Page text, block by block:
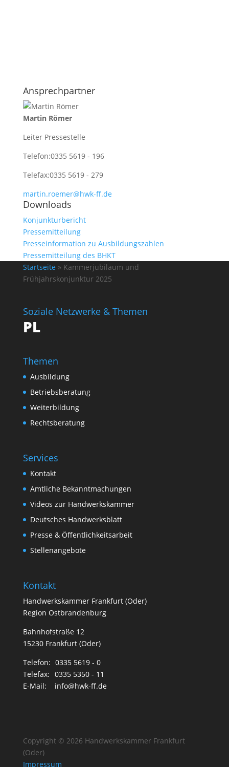
Ansprechpartner
Martin Römer
Leiter Pressestelle
Telefon:0335 5619 - 196
Telefax:0335 5619 - 279
martin.roemer@hwk-ff.de
Downloads
Konjunkturbericht
Pressemitteilung
Presseinformation zu Ausbildungszahlen
Pressemitteilung des BHKT
Startseite » Kammerjubiläum und
Frühjahrskonjunktur 2025
Soziale Netzwerke & Themen
PL
Themen
Ausbildung
Betriebsberatung
Weiterbildung
Rechtsberatung
Services
Kontakt
Amtliche Bekanntmachungen
Videos zur Handwerkskammer
Deutsches Handwerksblatt
Presse & Öffentlichkeitsarbeit
Stellenangebote
Kontakt
Handwerkskammer Frankfurt (Oder)
Region Ostbrandenburg
Bahnhofstraße 12
15230 Frankfurt (Oder)
Telefon: 0335 5619 - 0
Telefax: 0335 5350 - 11
E-Mail:
info@hwk-ff.de
Copyright © 2026 Handwerkskammer Frankfurt
(Oder)
Impressum